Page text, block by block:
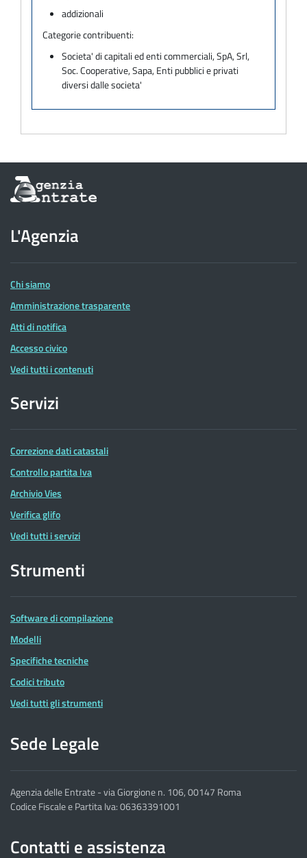
addizionali
Categorie contribuenti:
Societa' di capitali ed enti commerciali, SpA, Srl,
Soc. Cooperative, Sapa, Enti pubblici e privati
diversi dalle societa'
Informazioni
sul
dell'Agenzia
delle
Entrate
L'Agenzia
Chi siamo
Amministrazione trasparente
Atti di notifica
Accesso civico
Vedi tutti i contenuti
Servizi
Correzione dati catastali
Controllo partita Iva
Archivio Vies
Verifica glifo
Vedi tutti i servizi
Strumenti
Software di compilazione
Modelli
Specifiche tecniche
Codici tributo
Vedi tutti gli strumenti
Sede Legale
Agenzia delle Entrate - via Giorgione n. 106, 00147 Roma
Codice Fiscale e Partita Iva: 06363391001
Contatti e assistenza